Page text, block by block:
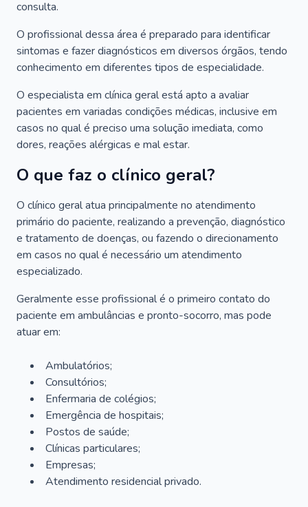
consulta.
O profissional dessa área é preparado para identificar
sintomas e fazer diagnósticos em diversos órgãos, tendo
conhecimento em diferentes tipos de especialidade.
O especialista em clínica geral está apto a avaliar
pacientes em variadas condições médicas, inclusive em
casos no qual é preciso uma solução imediata, como
dores, reações alérgicas e mal estar.
O que faz o clínico geral?
O clínico geral atua principalmente no atendimento
primário do paciente, realizando a prevenção, diagnóstico
e tratamento de doenças, ou fazendo o direcionamento
em casos no qual é necessário um atendimento
especializado.
Geralmente esse profissional é o primeiro contato do
paciente em ambulâncias e pronto-socorro, mas pode
atuar em:
Ambulatórios;
Consultórios;
Enfermaria de colégios;
Emergência de hospitais;
Postos de saúde;
Clínicas particulares;
Empresas;
Atendimento residencial privado.